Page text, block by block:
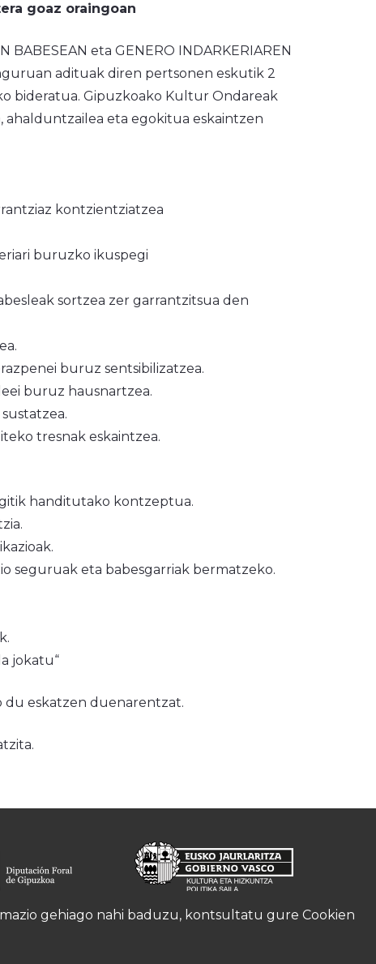
goaz oraingoan
BABESEAN eta GENERO INDARKERIAREN
adituak diren pertsonen eskutik 2
bideratua. Gipuzkoako Kultur Ondareak
eta egokitua eskaintzen
kontzientziatzea
buruzko ikuspegi
sortzea zer garrantzitsua den
buruz sentsibilizatzea.
buruz hausnartzea.
tresnak eskaintzea.
handitutako kontzeptua.
seguruak eta babesgarriak bermatzeko.
jokatu“
du eskatzen duenarentzat.
gehiago nahi baduzu, kontsultatu gure Cookien